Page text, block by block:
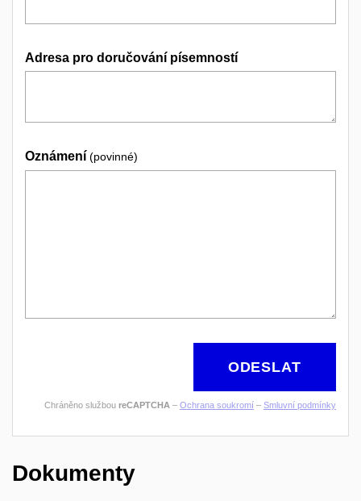
Adresa pro doručování písemností
Oznámení (povinné)
ODESLAT
Chráněno službou reCAPTCHA – Ochrana soukromí – Smluvní podmínky
Dokumenty